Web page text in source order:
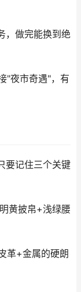
，做完能换到绝
"夜市奇遇"，有
要记住三个关键
黄披帛+浅绿腰
革+金属的硬朗